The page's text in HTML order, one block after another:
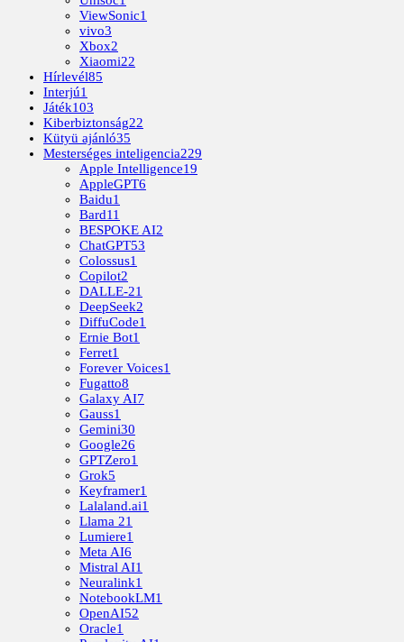
ViewSonic1
vivo3
Xbox2
Xiaomi22
Hírlevél85
Interjú1
Játék103
Kiberbiztonság22
Kütyü ajánló35
Mesterséges inteligencia229
Apple Intelligence19
AppleGPT6
Baidu1
Bard11
BESPOKE AI2
ChatGPT53
Colossus1
Copilot2
DALLE-21
DeepSeek2
DiffuCode1
Ernie Bot1
Ferret1
Forever Voices1
Fugatto8
Galaxy AI7
Gauss1
Gemini30
Google26
GPTZero1
Grok5
Keyframer1
Lalaland.ai1
Llama 21
Lumiere1
Meta AI6
Mistral AI1
Neuralink1
NotebookLM1
OpenAI52
Oracle1